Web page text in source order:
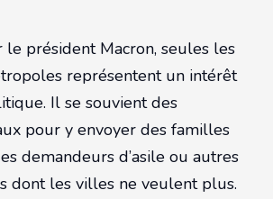
le président Macron, seules les
représentent un intérêt
Il se souvient des
pour y envoyer des familles
demandeurs d’asile ou autres
dont les villes ne veulent plus.